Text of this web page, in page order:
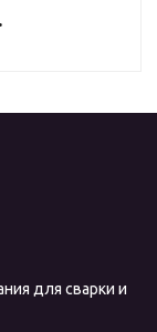
для сварки и